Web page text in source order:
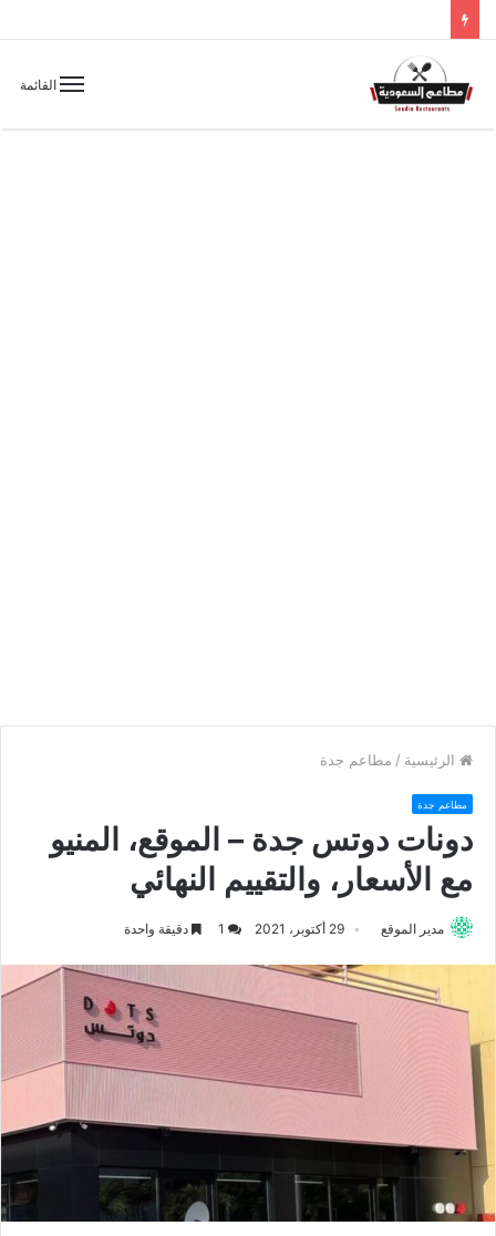
القائمة
الرئيسية / مطاعم جدة
مطاعم جدة
دونات دوتس جدة – الموقع، المنيو
مع الأسعار، والتقييم النهائي
مدير الموقع 29 أكتوبر، 2021 دقيقة واحدة